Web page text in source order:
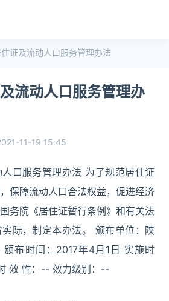
证及流动人口服务管理办法
流动人口服务管理办
11-19 15:45
口服务管理办法 为了规范居住证
保障流动人口合法权益，促进经济
务院《居住证暂行条例》和有关法
际，制定本办法。 颁布单位：陕
布时间：2017年4月1日 实施时
效 性：-- 效力级别：--